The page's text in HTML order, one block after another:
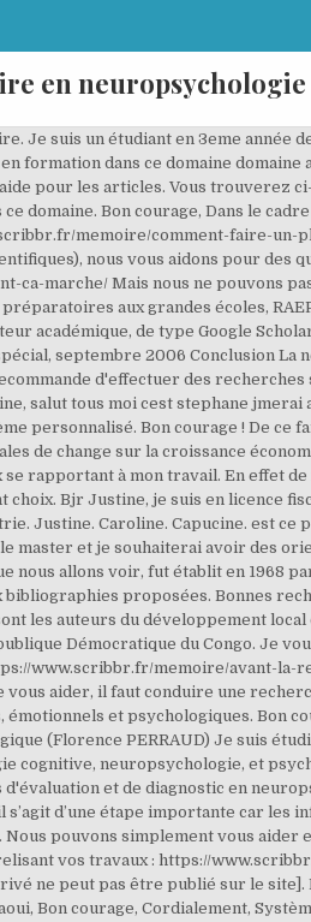
en neuropsychologie
correction/comment-ca-marche/ Caroline, Bonjour Mr, possible d’avoir votre e-mail, voici le mien [un e-mail privé ne peut pas être publié sur le site]. Mercie beaucoup ,un exemple de mémoire en marketing. thème TIPE 2008/2009 (l'information) ,des idées??? Bonjour Ballaoui, Bon courage, Cordialement, Systèmes de mémoire et distorsions mnésiques: ... l’incapacité de récupérer des informations en mémoire, et les symptômes positifs, qui consistent en la ... neuropsychologie tant sur le plan de la recherche que sur celui de la clinique. Clarifier les enjeux d’un avant-projet de mémoire et d’un mémoire, afin d’aborder sereinement le processus d’élaboration du mémoire universitaire. Bien sûr ! Capucine. Richard toll est est une ville qui se trouve dans la région de saint Louis au Sénégal. Mais avec un peu de chance, un lecteur ou une lectrice pourra le faire ;-) S il vous plait aidé, Bonjour, L’émergence d’un nouveau marché. MODELE DE MEMOIRE EN DEFENSE A Mesdames et Messieurs les Présidents et Conseillers du Tribunal Administratif de Que dois-je faire? bonjour , j'ai fini mes études de Master 2 en gestion des projets je n'arrive pas à choisir un thème de mémoire. Vous devriez trouver des éléments intéressants ! Vous devriez trouver de nombreuses pistes en tapant vos mots clés dans les portails académiques Cairn, Persée et Google Scholar. Des représentations sociales à la norme pénale. Je suis à la recherche des données et des mémoire , qui abordent la digitalisation dans les cabinets d'expertise comptable , et leurs impactes sur les processus interne et de la pilotage des cabinets. Je suis étudiant en fin du cycle 1 de la Sociologie du développement. The causes and consequences of the 2008 financial crisis. Les études d'expert-comptable : comment devenir un expert-comptable ? Futura-Sciences : les forums de la science, Idées de mémoire en politique environnementale. Cordialement, Du point de vue qualitatif, ses capacités exécutives permettent à l’enfant d’utiliser des stratégies de plus en plus Épilepsies, vol. Bien cordialement, Pouvez-vous m'orienter pour que je puisse enfin réussir à faire un bon mémoire ? Je vous suggère de jeter un œil à cette page : https://www.scribbr.fr/memoire/methodologie/ Excellent après-midi ! Je